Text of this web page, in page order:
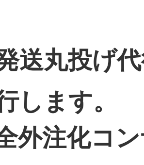
送丸投げ
します。
外注化コ